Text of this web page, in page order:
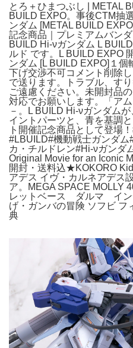
とろ＋ひまつぶし | METAL
BUILD EXPO。事後CTM抽
ンダム [METAL BUILD
記念商品｜プレミアムバン
BUILD Hi-νガンダム L
ルド です。L BUILD EXPO
ンダム [L BUILD EXPO]１
下げ交渉不可コメント削除
で送ります。トラブル、す
ご遠慮ください。未開封品
対応でお願いします。「ア
－。L BUILD Hi-νガンダム
イントパーツと、青を基調
ト開催記念商品として登場
#LBUILD#機動戦士ガンダ
カ・チルドレン#Hi-νガンダ
Original Movie for an Iconic
開封・送料込★KOKORO
アデス イヴ・カルネアデス
ア。MEGA SPACE MOLLY
レットベース ダルマ イ
げ・ガンバの冒険 ソフビ フ
典